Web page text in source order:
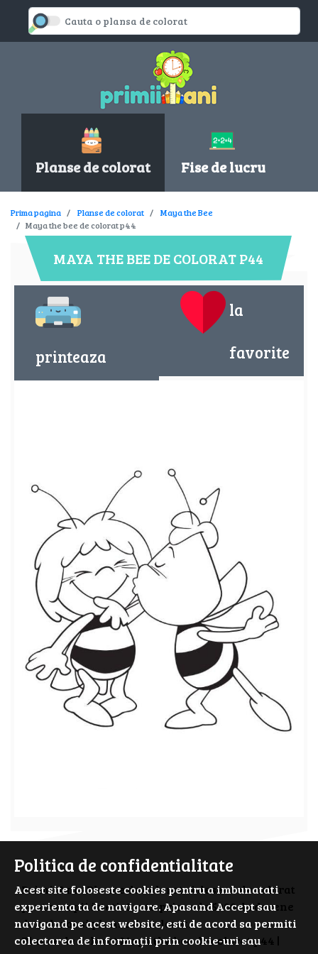
Planse de colorat Fise de lucru
Prima pagina Planse de colorat
Maya the Bee
Maya the bee de colorat p44
MAYA THE BEE DE COLORAT P44
printeaza
la
favorite
PrimiiAni - Planse de colorat si desene de colorat
pentru copii isteti. Cauta prin cele 5000 de desene
de colorat si planse de colorat.
Planse de colorat Maya the bee de colorat p44 |
Politica de confidentialitate
Acest site foloseste cookies pentru a imbunatati
experienta ta de navigare. Apasand Accept sau
navigand pe acest website, esti de acord sa permiti
colectarea de informații prin cookie-uri sau